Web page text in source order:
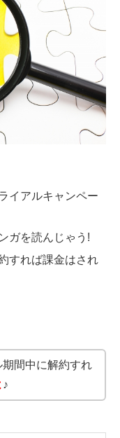
イアルキャンペー
ガを読んじゃう!
すれば課金はされ
間中に解約すれ
♪